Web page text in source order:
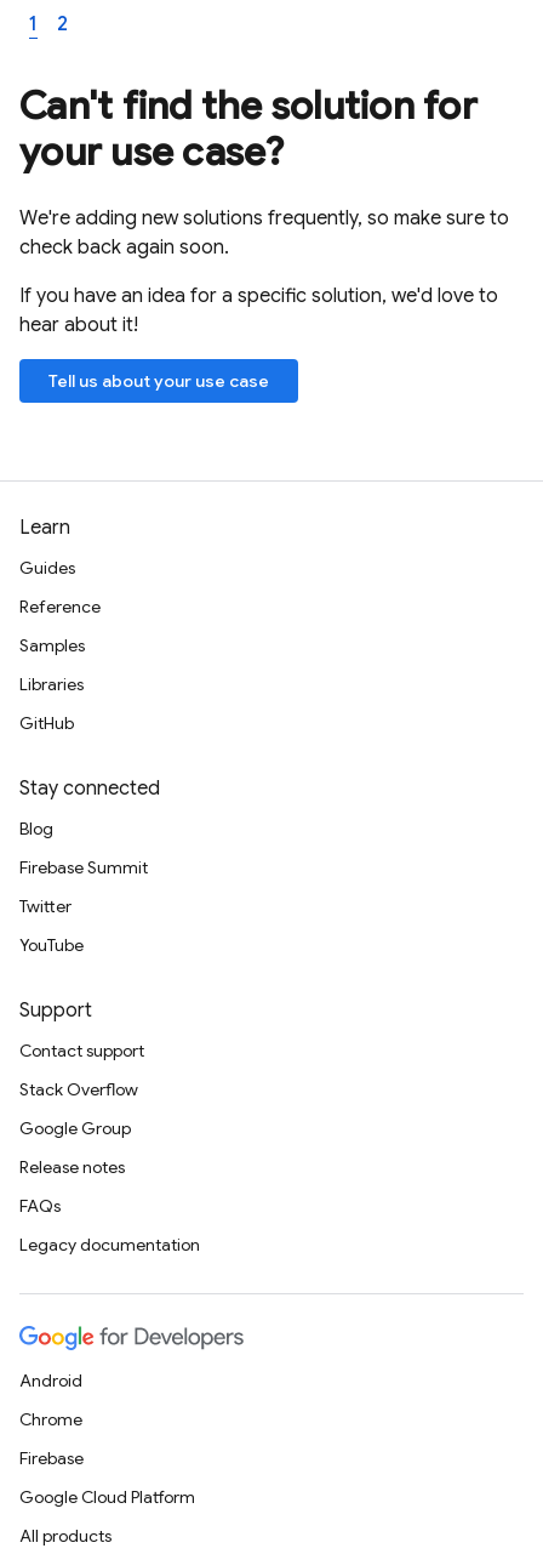
1 2
Can't find the solution for
your use case?
We're adding new solutions frequently, so make sure to
check back again soon.
If you have an idea for a specific solution, we'd love to
hear about it!
Tell us about your use case
Learn
Guides
Reference
Samples
Libraries
GitHub
Stay connected
Blog
Firebase Summit
Twitter
YouTube
Support
Contact support
Stack Overflow
Google Group
Release notes
FAQs
Legacy documentation
Android
Chrome
Firebase
Google Cloud Platform
All products